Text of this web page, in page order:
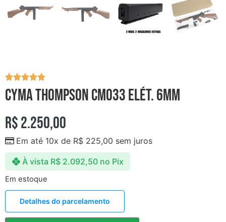
CYMA THOMPSON CM033 ELÉT. 6MM
R$2.250,00
Em até 10x de R$ 225,00 sem juros
À vista R$2.092,50 no Pix
Em estoque
Detalhes do parcelamento